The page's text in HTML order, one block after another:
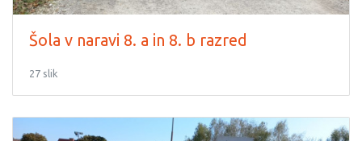
Šola v naravi 8. a in 8. b razred
27 slik